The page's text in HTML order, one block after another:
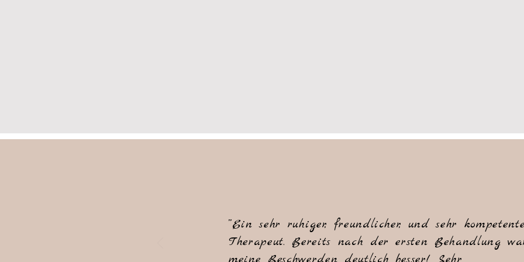
”Ein sehr ruhiger, freundlicher, und sehr
Therapeut. Bereits nach der ersten Behandlung